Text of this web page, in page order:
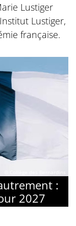
Lustiger
Lustiger,
française.
:
2027